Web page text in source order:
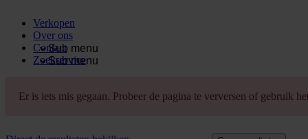
Verkopen
Over ons
Sub menu
Contact
Sub menu
Zoekservice
Er is iets mis gegaan. Probeer de pagina te verversen of gebruik